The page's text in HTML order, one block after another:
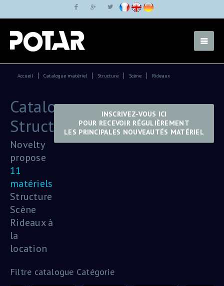
Accueil Catalogue matériel Structure Scène Rideaux
INSCRIVEZ-VOUS ICI
POUR RECEVOIR RÉGULIÈREMENT
LES PRINCIPALES NOUVEAUTÉS MATÉRIEL
Catalogue:
Structure
Novelty
propose
11
matériels
Structure
Scène
Rideaux à
la
location
Filtre catalogue Catégorie